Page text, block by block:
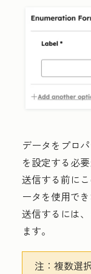
データをプロ
を設定する必
送信する前に
ータを使用で
送信するには
ます。
注： 複数選